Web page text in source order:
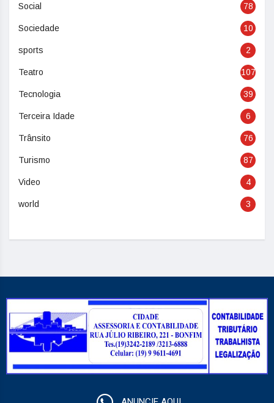
Social 78
Sociedade 10
sports 2
Teatro 107
Tecnologia 39
Terceira Idade 6
Trânsito 76
Turismo 87
Video 4
world 3